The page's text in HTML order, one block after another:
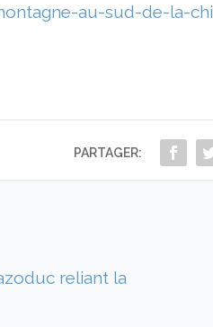
au-sud-de-la-
PARTAGER:
reliant la